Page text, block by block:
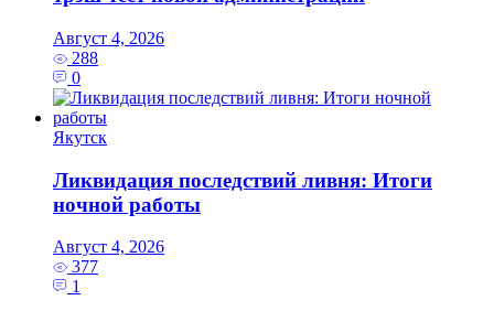
Август 4, 2026
288
0
Якутск
Ликвидация последствий ливня: Итоги
ночной работы
Август 4, 2026
377
1